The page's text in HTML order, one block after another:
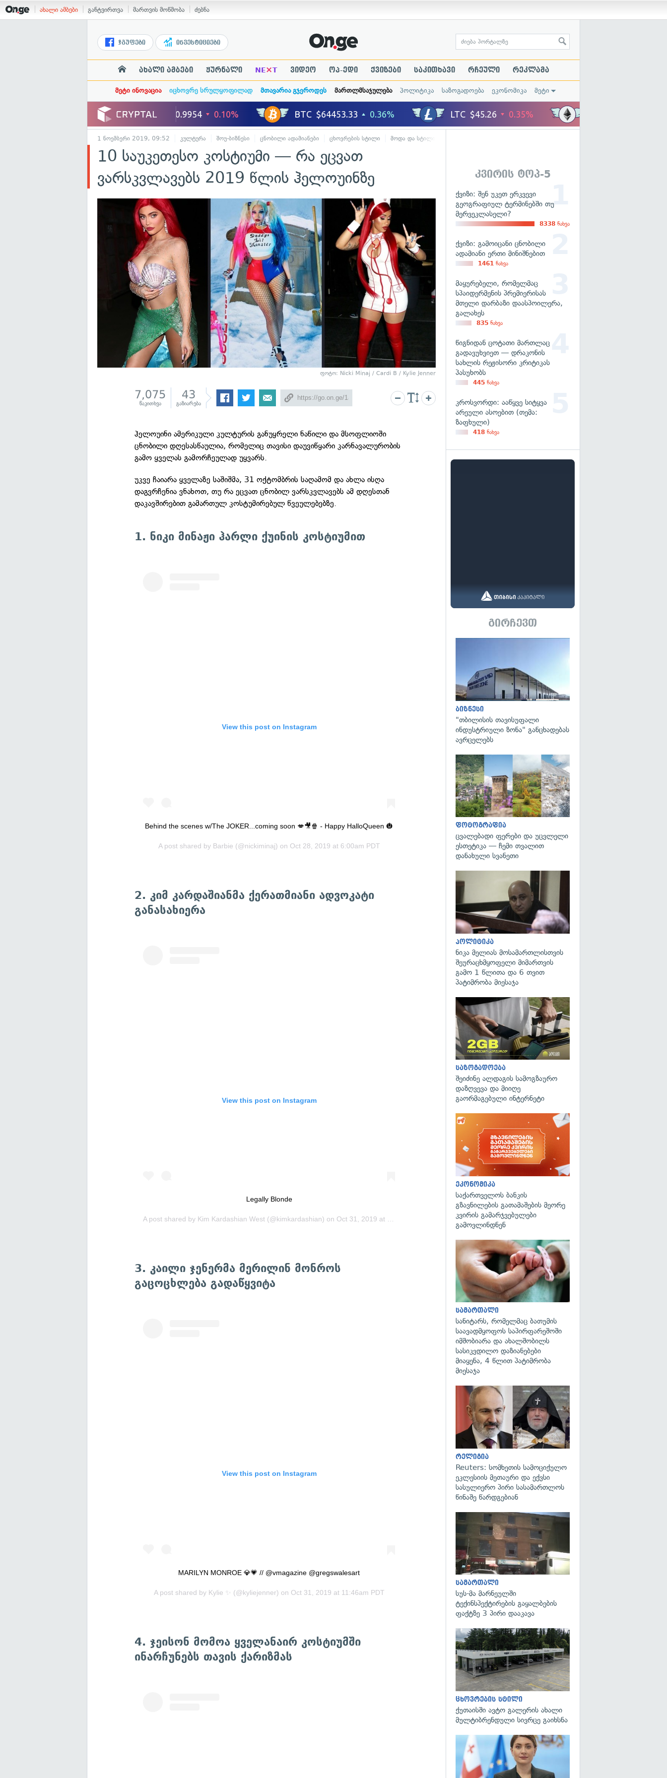
ახალი ამბები განტვირთვა მართვის მოწმობა ძებნა
ჯგუფები ინვესტიციები
ახალი ამბები ჟურნალი NE×T ვიდეო ოპ-ედი ქვიზები საკითხავი რჩეული რეკლამა
მეტი ინოვაცია იცხოვრე სრულყოფილად მთავარია გჯეროდეს მართლმსაჯულება პოლიტიკა საზოგადოება ეკონომიკა მეტი
1 ნოემბერი 2019, 09:52 კულტურა შოუ-ბიზნესი ცნობილი ადამიანები ცხოვრების სტილი მოდა და სტილი
10 საუკეთესო კოსტიუმი — რა ეცვათ
ვარსკვლავებს 2019 წლის ჰელოუინზე
ფოტო: Nicki Minaj / Cardi B / Kylie Jenner
7,075
წაკითხვა
43
გაზიარება
ჰელოუინი ამერიკული კულტურის განუყრელი ნაწილი და მსოფლიოში
ცნობილი დღესასწაულია, რომელიც თავისი დაუვიწყარი კარნავალურობის
გამო ყველას გამორჩეულად უყვარს.
უკვე ჩაიარა ყველაზე საშიშმა, 31 ოქტომბრის საღამომ და ახლა ისღა
დაგვრჩენია ვნახოთ, თუ რა ეცვათ ცნობილ ვარსკვლავებს ამ დღესთან
დაკავშირებით გამართულ კოსტუმირებულ წვეულებებზე.
1. ნიკი მინაჟი ჰარლი ქუინის კოსტიუმით
View this post on Instagram
Behind the scenes w/The JOKER...coming soon 💋🎥🍿 - Happy HalloQueen 🎃
A post shared by Barbie (@nickiminaj) on Oct 28, 2019 at 6:00am PDT
2. კიმ კარდაშიანმა ქერათმიანი ადვოკატი
განასახიერა
View this post on Instagram
Legally Blonde
A post shared by Kim Kardashian West (@kimkardashian) on Oct 31, 2019 at 10:06am PDT
3. კაილი ჯენერმა მერილინ მონროს
გაცოცხლება გადაწყვიტა
View this post on Instagram
MARILYN MONROE 💎💗 // @vmagazine @gregswalesart
A post shared by Kylie ✨ (@kyliejenner) on Oct 31, 2019 at 11:46am PDT
4. ჯეისონ მომოა ყველანაირ კოსტიუმში
ინარჩუნებს თავის ქარიზმას
კვირის ტოპ-5
ქვიზი: შენ უკეთ ერკვევი
გეოგრაფიულ ტერმინებში თუ
მერვეკლასელი?
8338 ნახვა
ქვიზი: გამოიცანი ცნობილი
ადამიანი ერთი მინიშნებით
1461 ნახვა
მაყურებელი, რომელმაც
სპაიდერმენის პრემიერისას
მთელი დარბაზი დაასპოილერა,
გალახეს
835 ნახვა
წიგნიდან ცოტათი მართლაც
გადავუხვიეთ — დრაკონის
სახლის რეჟისორი კრიტიკას
პასუხობს
445 ნახვა
კროსვორდი: ააწყვე სიტყვა
არეული ასოებით (თემა:
ზაფხული)
418 ნახვა
გირჩევთ
ბიზნესი
"თბილისის თავისუფალი
ინდუსტრიული ზონა" განცხადებას
ავრცელებს
ფოტოგრაფია
ცვალებადი ფერები და უცვლელი
ესთეტიკა — ჩემი თვალით
დანახული სვანეთი
პოლიტიკა
ნიკა მელიას მოსამართლისთვის
შეურაცხმყოფელი მიმართვის
გამო 1 წლითა და 6 თვით
პატიმრობა მიესაჯა
საზოგადოება
შეიძინე ალდაგის სამოგზაურო
დაზღვევა და მიიღე
გაორმაგებული ინტერნეტი
ეკონომიკა
საქართველოს ბანკის
გზავნილების გათამაშების მეორე
კვირის გამარჯვებულები
გამოვლინდნენ
სამართალი
სანიტარს, რომელმაც ბათუმის
საავადმყოფოს საპირფარეშოში
იმშობიარა და ახალშობილს
სასიკვდილო დაზიანებები
მიაყენა, 4 წლით პატიმრობა
მიესაჯა
რელიგია
Reuters: სომხეთის სამოციქულო
ეკლესიის მეთაური და ექვსი
სასულიერო პირი სასამართლოს
წინაშე წარდგებიან
სამართალი
სუს-მა მარნეულში
ტექინსპექტირების გაყალბების
ფაქტზე 3 პირი დააკავა
ცხოვრების სტილი
ქუთაისში ავტო გალერის ახალი
მულტიბრენდული სივრცე გაიხსნა